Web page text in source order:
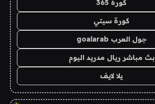
كورة 365
كورة سيتي
جول العرب goalarab
بث مباشر ريال مدريد اليوم
يلا لايف